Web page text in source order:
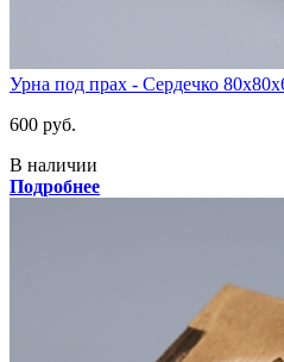
Урна под прах - Сердечко
600 руб.
В наличии
Подробнее